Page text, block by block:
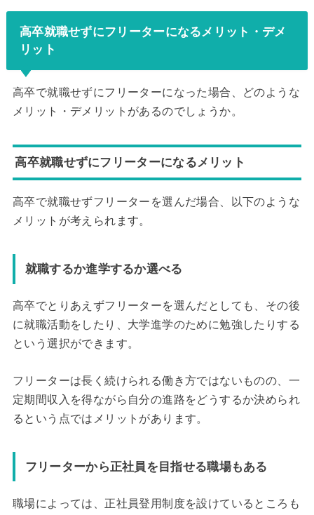
高卒就職せずにフリーターになるメリット・デメ
リット
高卒で就職せずにフリーターになった場合、どのような
メリット・デメリットがあるのでしょうか。
高卒就職せずにフリーターになるメリット
高卒で就職せずフリーターを選んだ場合、以下のような
メリットが考えられます。
就職するか進学するか選べる
高卒でとりあえずフリーターを選んだとしても、その後
に就職活動をしたり、大学進学のために勉強したりする
という選択ができます。
フリーターは長く続けられる働き方ではないものの、一
定期間収入を得ながら自分の進路をどうするか決められ
るという点ではメリットがあります。
フリーターから正社員を目指せる職場もある
職場によっては、正社員登用制度を設けているところも